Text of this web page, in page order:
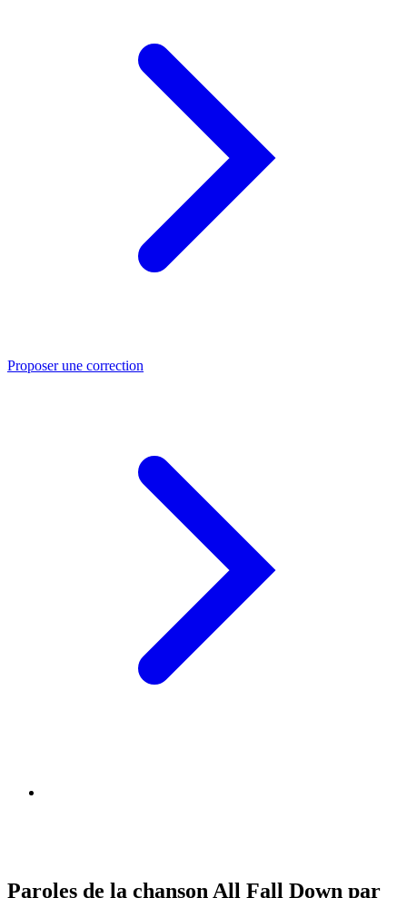
Proposer une correction
Paroles de la chanson All Fall Down par